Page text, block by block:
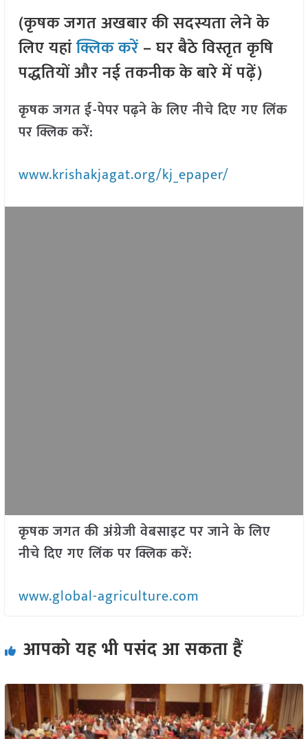
(कृषक जगत अखबार की सदस्यता लेने के
लिए यहांक्लिक करें– घर बैठे विस्तृत कृषि
पद्धतियों और नई तकनीक के बारे में पढ़ें)
कृषक जगत ई-पेपर पढ़ने के लिए नीचे दिए गए लिंक
पर क्लिक करें:
www.krishakjagat.org/kj_epaper/
कृषक जगत की अंग्रेजी वेबसाइट पर जाने के लिए
नीचे दिए गए लिंक पर क्लिक करें:
www.global-agriculture.com
आपको यह भी पसंद आ सकता हैं